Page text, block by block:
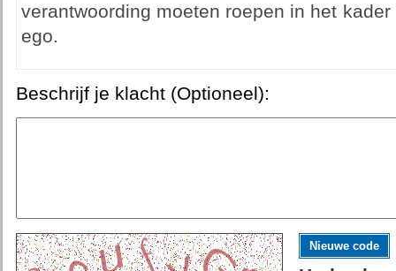
verantwoording moeten roepen in het
ego.
Beschrijf je klacht (Optioneel):
Nieuwe code